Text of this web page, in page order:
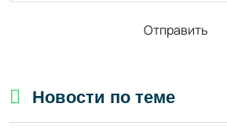
Отправить
Новости по теме